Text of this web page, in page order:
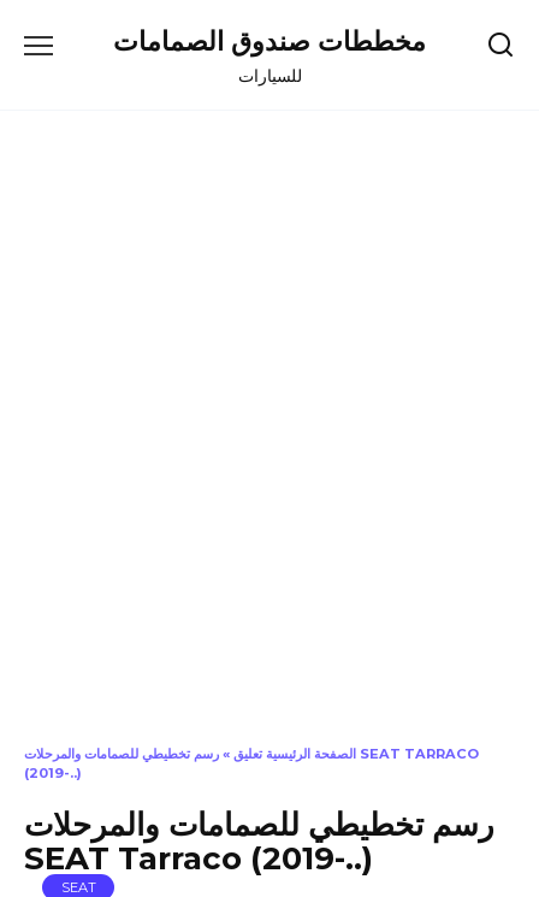
مخططات صندوق الصمامات
للسيارات
الصفحة الرئيسية تعليق » رسم تخطيطي للصمامات والمرحلات SEAT TARRACO
(2019-..)
رسم تخطيطي للصمامات والمرحلات
SEAT Tarraco (2019-..)
SEAT